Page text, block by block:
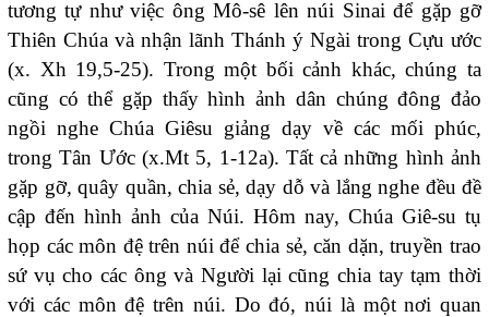
tương tự như việc ông Mô-sê lên núi Sinai để gặp gỡ
Thiên Chúa và nhận lãnh Thánh ý Ngài trong Cựu ước
(x. Xh 19,5-25). Trong một bối cảnh khác, chúng ta
cũng có thể gặp thấy hình ảnh dân chúng đông đảo
ngồi nghe Chúa Giêsu giảng dạy về các mối phúc,
trong Tân Ước (x.Mt 5, 1-12a). Tất cả những hình ảnh
gặp gỡ, quây quần, chia sẻ, dạy dỗ và lắng nghe đều đề
cập đến hình ảnh của Núi. Hôm nay, Chúa Giê-su tụ
họp các môn đệ trên núi để chia sẻ, căn dặn, truyền trao
sứ vụ cho các ông và Người lại cũng chia tay tạm thời
với các môn đệ trên núi. Do đó, núi là một nơi quan